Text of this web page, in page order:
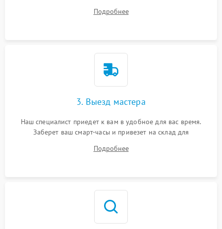
Подробнее
3. Выезд мастера
Наш специалист приедет к вам в удобное для вас время.
Заберет ваш смарт-часы и привезет на склад для
Подробнее